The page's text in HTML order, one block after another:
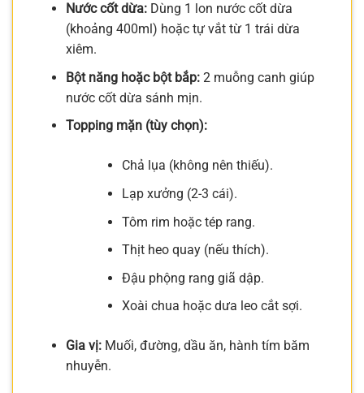
Nước cốt dừa:Dùng 1 lon nước cốt dừa
(khoảng 400ml) hoặc tự vắt từ 1 trái dừa
xiêm.
Bột năng hoặc bột bắp:2 muỗng canh giúp
nước cốt dừa sánh mịn.
Topping mặn (tùy chọn):
Chả lụa (không nên thiếu).
Lạp xưởng (2-3 cái).
Tôm rim hoặc tép rang.
Thịt heo quay (nếu thích).
Đậu phộng rang giã dập.
Xoài chua hoặc dưa leo cắt sợi.
Gia vị:Muối, đường, dầu ăn, hành tím băm
nhuyễn.